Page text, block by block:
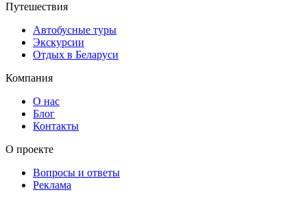
Путешествия
Автобусные туры
Экскурсии
Отдых в Беларуси
Компания
О нас
Блог
Контакты
О проекте
Вопросы и ответы
Реклама